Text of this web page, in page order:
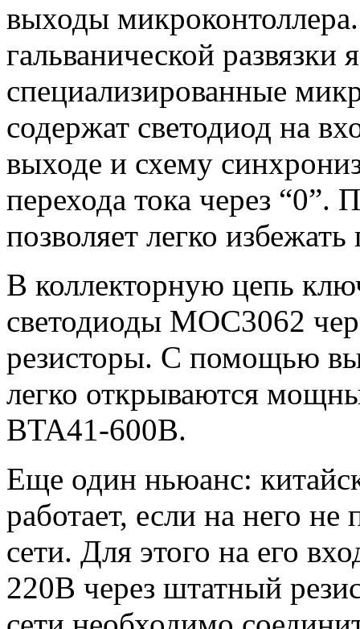
выходы
гальванической развязки
специализированные
содержат светодиод на
выходе и схему
перехода тока через “0”.
позволяет легко
В коллекторную цепь
светодиоды MOC3062
резисторы. С помощью
легко открываются
BTA41-600B.
Еще один ньюанс:
работает, если на него
сети. Для этого на его
220В через штатный